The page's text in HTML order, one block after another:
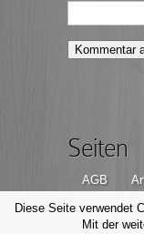
Seiten
AGB
Diese Seite verwendet
Mit der